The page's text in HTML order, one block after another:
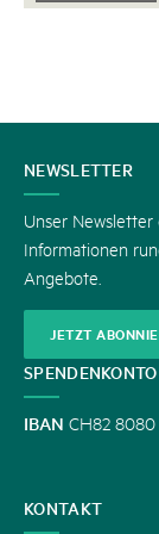
KONTAKT
NEWSLETTER
Unser
Informationen
Angebote.
JETZT
SPENDENKONTO
IBAN CH82
KONTAKT